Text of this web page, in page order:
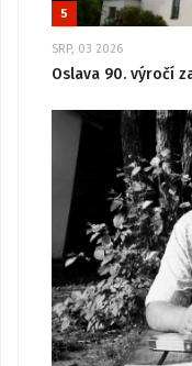
5
SRP, 03 2026
Oslava 90. výročí